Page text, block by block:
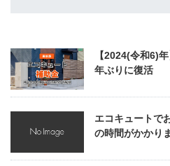
【2024(令和6)
年ぶりに復活
エコキュートで
の時間がかかり